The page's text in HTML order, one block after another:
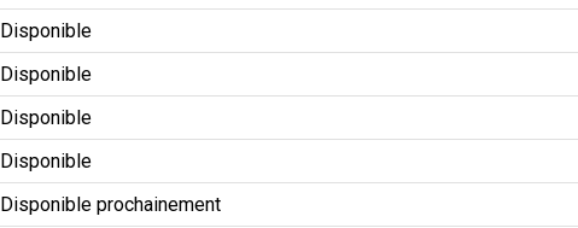
Disponible
Disponible
Disponible
Disponible
Disponible prochainement